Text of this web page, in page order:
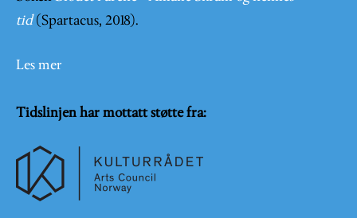
tid (Spartacus, 2018).
Les mer
Tidslinjen har mottatt støtte fra: